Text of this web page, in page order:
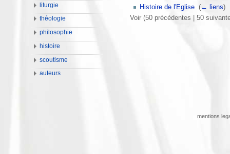
Histoire de l'Eglise‎ (← liens)
Voir (50 précédentes | 50
liturgie
théologie
philosophie
histoire
scoutisme
auteurs
mentions